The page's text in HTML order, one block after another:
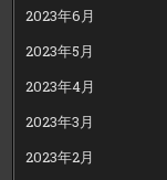
2023年6月
2023年5月
2023年4月
2023年3月
2023年2月